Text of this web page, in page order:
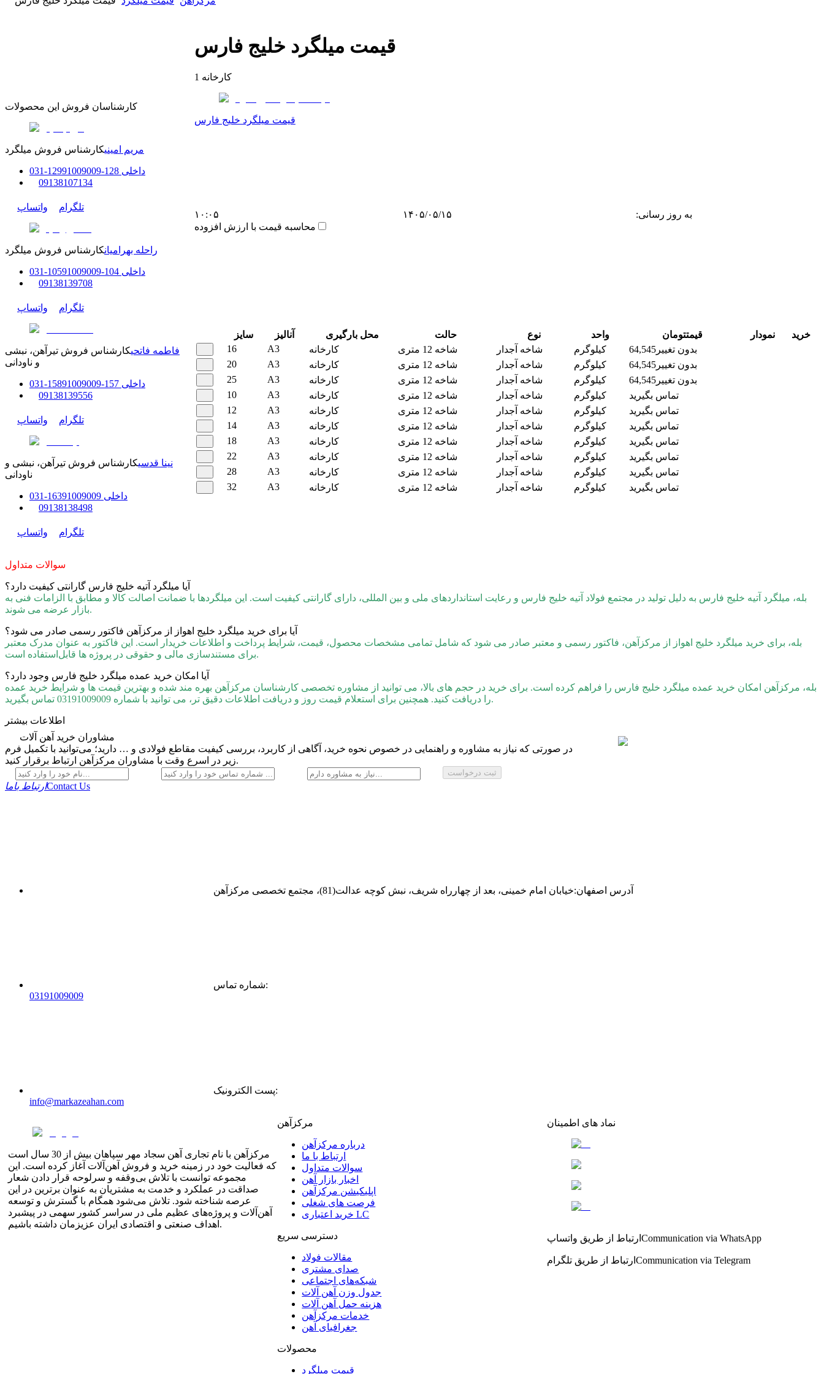
قیمت میلگرد خلیج فارس
1 کارخانه
قیمت میلگرد خلیج فارس
به روز رسانی: ۱۴۰۵/۰۵/۱۵
۱۰:۰۵
محاسبه قیمت با ارزش افزوده
سایز آنالیز محل بارگیری حالت نوع واحد قیمتتومان نمودار
خرید
16
A3 کارخانه شاخه 12 متری شاخه آجدار کیلوگرم بدون تغییر64,545
20
A3 کارخانه شاخه 12 متری شاخه آجدار کیلوگرم بدون تغییر64,545
25
A3 کارخانه شاخه 12 متری شاخه آجدار کیلوگرم بدون تغییر64,545
10
A3 کارخانه شاخه 12 متری شاخه آجدار کیلوگرم
تماس بگیرید
12
A3 کارخانه شاخه 12 متری شاخه آجدار کیلوگرم
تماس بگیرید
14
A3 کارخانه شاخه 12 متری شاخه آجدار کیلوگرم
تماس بگیرید
18
A3 کارخانه شاخه 12 متری شاخه آجدار کیلوگرم
تماس بگیرید
22
A3 کارخانه شاخه 12 متری شاخه آجدار کیلوگرم
تماس بگیرید
28
A3 کارخانه شاخه 12 متری شاخه آجدار کیلوگرم
تماس بگیرید
32
A3 کارخانه شاخه 12 متری شاخه آجدار کیلوگرم تماس بگیرید
کارشناسان فروش این محصولات
مریم امینیکارشناس فروش میلگرد
داخلی 128-129
91009009
-
031
09138107134
تلگرام واتساپ
راحله بهرامیانکارشناس فروش میلگرد
داخلی 104-105
91009009
-
031
09138139708
تلگرام واتساپ
فاطمه فاتحیکارشناس فروش تیرآهن، نبشی
و ناودانی
داخلی 157-158
91009009
-
031
09138139556
تلگرام واتساپ
نینا قدسیکارشناس فروش تیرآهن، نبشی و
ناودانی
داخلی 16391009009
-
031
09138138498
تلگرام واتساپ
آیا میلگرد آتیه خلیج فارس گارانتی کیفیت دارد؟
بله، میلگرد آتیه خلیج فارس به دلیل تولید در مجتمع فولاد آتیه خلیج فارس و رعایت استانداردهای ملی و بین‌ المللی، دارای گارانتی کیفیت است. این میلگردها با ضمانت اصالت کالا و مطابق با الزامات فنی به
بازار عرضه می‌ شوند.
آیا برای خرید میلگرد خلیج اهواز از مرکزآهن فاکتور رسمی صادر می‌ شود؟
بله، برای خرید میلگرد خلیج اهواز از مرکزآهن، فاکتور رسمی و معتبر صادر می‌ شود که شامل تمامی مشخصات محصول، قیمت، شرایط پرداخت و اطلاعات خریدار است. این فاکتور به‌ عنوان مدرک معتبر
برای مستندسازی مالی و حقوقی در پروژه‌ ها قابل‌استفاده است.
آیا امکان خرید عمده میلگرد خلیج فارس وجود دارد؟
بله، مرکزآهن امکان خرید عمده میلگرد خلیج فارس را فراهم کرده است. برای خرید در حجم‌ های بالا، می‌ توانید از مشاوره تخصصی کارشناسان مرکزآهن بهره‌ مند شده و بهترین قیمت‌ ها و شرایط خرید عمده
را دریافت کنید. همچنین برای استعلام قیمت روز و دریافت اطلاعات دقیق‌ تر، می‌ توانید با شماره 03191009009 تماس بگیرید.
اطلاعات بیشتر
مشاوران خرید آهن آلات
در صورتی که نیاز به مشاوره و راهنمایی در خصوص نحوه خرید، آگاهی از کاربرد، بررسی کیفیت مقاطع فولادی و … دارید؛ می‌توانید با تکمیل فرم
زیر در اسرع وقت با مشاوران مرکزآهن ارتباط برقرار کنید.
ثبت درخواست
ارتباط باماContact Us
آدرس اصفهان:خیابان امام خمینی، بعد از چهارراه شریف، نبش کوچه عدالت(81)، مجتمع تخصصی مرکزآهن
شماره تماس:
03191009009
پست الکترونیک:
info@markazeahan.com
مرکزآهن با نام تجاری آهن سجاد مهر سپاهان بیش از 30 سال است
که فعالیت خود در زمینه خرید و فروش آهن‌آلات آغاز کرده است. این
مجموعه توانست با تلاش بی‌وقفه و سرلوحه قرار دادن شعار
صداقت در عملکرد و خدمت به مشتریان به عنوان برترین در این
عرصه شناخته شود. تلاش می‌شود همگام با گسترش و توسعه
آهن‌آلات و پروژه‌های عظیم ملی در سراسر کشور سهمی در پیشبرد
اهداف صنعتی و اقتصادی ایران عزیزمان داشته باشیم.
مرکزآهن
درباره مرکزآهن
ارتباط با ما
سوالات متداول
اخبار بازار آهن
اپلیکیشن مرکزآهن
فرصت های شغلی
خرید اعتباری LC
دسترسی سریع
مقالات فولاد
صدای مشتری
شبکه‌های اجتماعی
جدول وزن آهن آلات
هزینه حمل آهن آلات
خدمات مرکزآهن
جغرافیای آهن
محصولات
قیمت میلگرد
نماد های اطمینان
ارتباط از طریق واتساپ Communication via WhatsApp
ارتباط از طریق تلگرام Communication via Telegram